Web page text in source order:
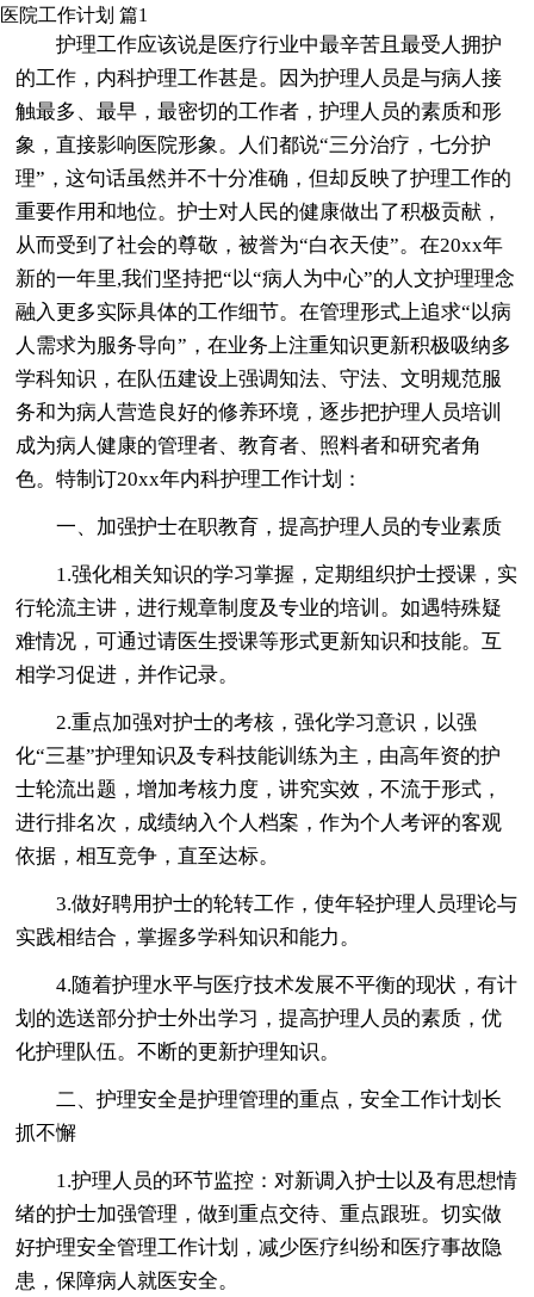
医院工作计划 篇1
护理工作应该说是医疗行业中最辛苦且最受人拥护
的工作，内科护理工作甚是。因为护理人员是与病人接
触最多、最早，最密切的工作者，护理人员的素质和形
象，直接影响医院形象。人们都说“三分治疗，七分护
理”，这句话虽然并不十分准确，但却反映了护理工作的
重要作用和地位。护士对人民的健康做出了积极贡献，
从而受到了社会的尊敬，被誉为“白衣天使”。在20xx年
新的一年里,我们坚持把“以“病人为中心”的人文护理理念
融入更多实际具体的工作细节。在管理形式上追求“以病
人需求为服务导向”，在业务上注重知识更新积极吸纳多
学科知识，在队伍建设上强调知法、守法、文明规范服
务和为病人营造良好的修养环境，逐步把护理人员培训
成为病人健康的管理者、教育者、照料者和研究者角
色。特制订20xx年内科护理工作计划：
一、加强护士在职教育，提高护理人员的专业素质
1.强化相关知识的学习掌握，定期组织护士授课，实
行轮流主讲，进行规章制度及专业的培训。如遇特殊疑
难情况，可通过请医生授课等形式更新知识和技能。互
相学习促进，并作记录。
2.重点加强对护士的考核，强化学习意识，以强
化“三基”护理知识及专科技能训练为主，由高年资的护
士轮流出题，增加考核力度，讲究实效，不流于形式，
进行排名次，成绩纳入个人档案，作为个人考评的客观
依据，相互竞争，直至达标。
3.做好聘用护士的轮转工作，使年轻护理人员理论与
实践相结合，掌握多学科知识和能力。
4.随着护理水平与医疗技术发展不平衡的现状，有计
划的选送部分护士外出学习，提高护理人员的素质，优
化护理队伍。不断的更新护理知识。
二、护理安全是护理管理的重点，安全工作计划长
抓不懈
1.护理人员的环节监控：对新调入护士以及有思想情
绪的护士加强管理，做到重点交待、重点跟班。切实做
好护理安全管理工作计划，减少医疗纠纷和医疗事故隐
患，保障病人就医安全。